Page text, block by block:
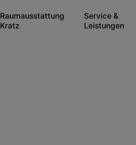
Raumausstattung
Kratz
Service &
Leistungen